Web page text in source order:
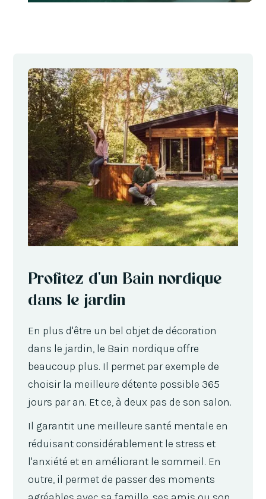
Profitez d'un Bain nordique
dans le jardin
En plus d'être un bel objet de décoration
dans le jardin, le Bain nordique offre
beaucoup plus. Il permet par exemple de
choisir la meilleure détente possible 365
jours par an. Et ce, à deux pas de son salon.
Il garantit une meilleure santé mentale en
réduisant considérablement le stress et
l'anxiété et en améliorant le sommeil. En
outre, il permet de passer des moments